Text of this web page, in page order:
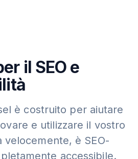
il SEO e
è costruito per aiutare
e utilizzare il vostro
velocemente, è SEO-
accessibile.